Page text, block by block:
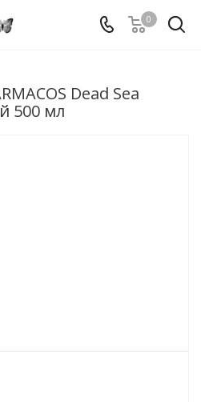
0
Dead Sea
500 мл